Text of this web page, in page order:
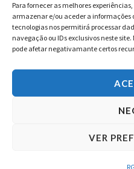
Para fornecer as melhores
armazenar e/ou aceder a informações
tecnologias nos permitirá processar
navegação ou IDs exclusivos neste
pode afetar negativamante certos
VER
Facebook YouTube
Condições
Copyright ©